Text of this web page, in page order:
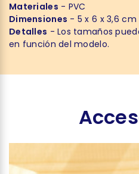
Materiales - PVC
Dimensiones - 5 x 6 x 3,6 cm
Detalles - Los tamaños
en función del modelo.